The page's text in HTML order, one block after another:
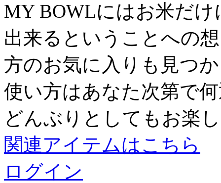
MY BOWLにはお米だ
出来るということへの
方のお気に入りも見つ
使い方はあなた次第で
どんぶりとしてもお楽
関連アイテムはこちら
ログイン